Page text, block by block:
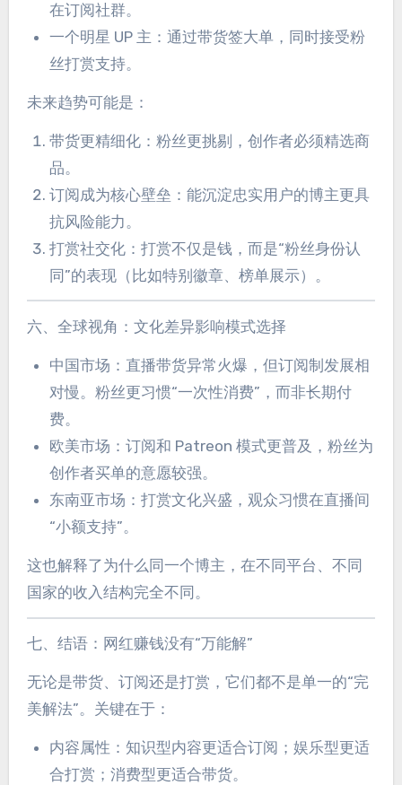
在订阅社群。
一个明星 UP 主：通过带货签大单，同时接受粉
丝打赏支持。
未来趋势可能是：
带货更精细化：粉丝更挑剔，创作者必须精选商
品。
订阅成为核心壁垒：能沉淀忠实用户的博主更具
抗风险能力。
打赏社交化：打赏不仅是钱，而是“粉丝身份认
同”的表现（比如特别徽章、榜单展示）。
六、全球视角：文化差异影响模式选择
中国市场：直播带货异常火爆，但订阅制发展相
对慢。粉丝更习惯“一次性消费”，而非长期付
费。
欧美市场：订阅和 Patreon 模式更普及，粉丝为
创作者买单的意愿较强。
东南亚市场：打赏文化兴盛，观众习惯在直播间
“小额支持”。
这也解释了为什么同一个博主，在不同平台、不同
国家的收入结构完全不同。
七、结语：网红赚钱没有“万能解”
无论是带货、订阅还是打赏，它们都不是单一的“完
美解法”。关键在于：
内容属性：知识型内容更适合订阅；娱乐型更适
合打赏；消费型更适合带货。